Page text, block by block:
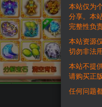
本站仅为
分享。本
完整性负责
本站资源
切勿非法
本站不提
请购买正版
任何问题